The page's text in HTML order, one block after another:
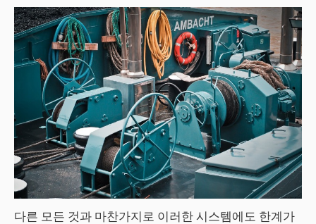
다른 모든 것과 마찬가지로 이러한 시스템에도 한계가